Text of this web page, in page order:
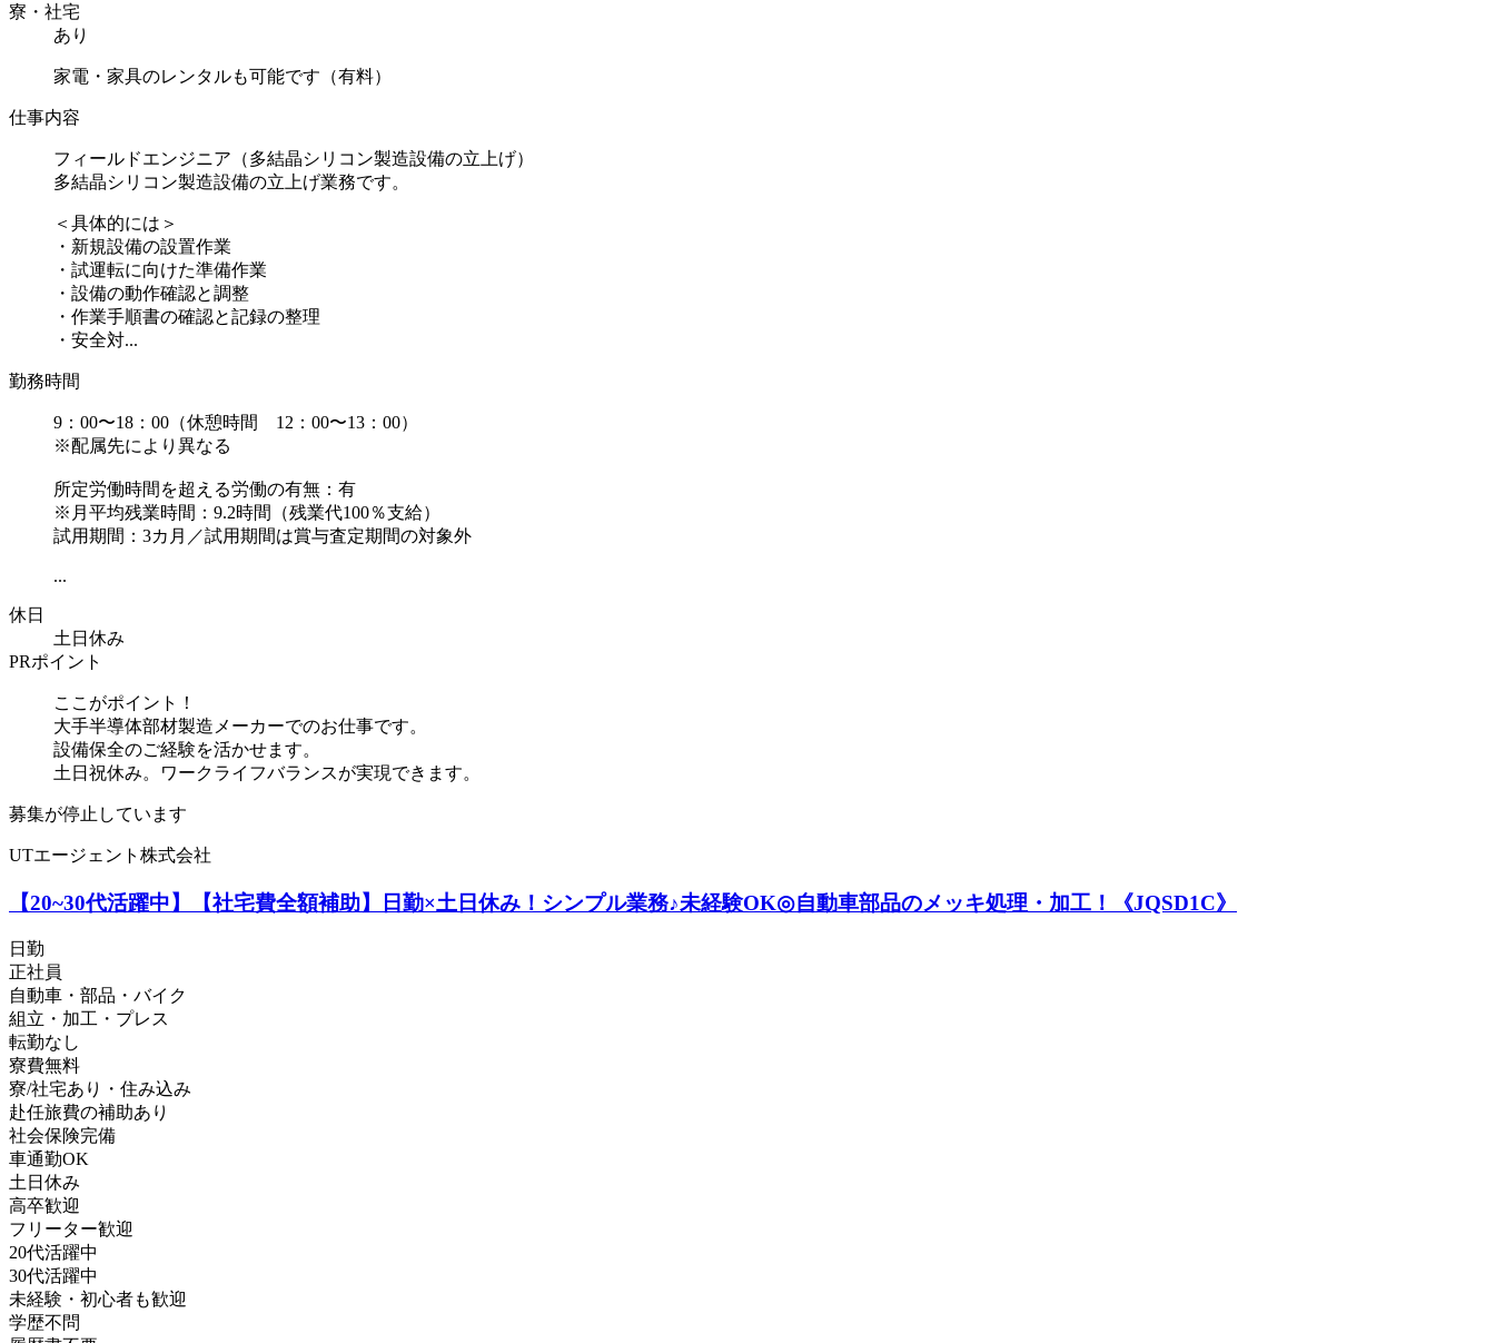
寮・社宅
あり
家電・家具のレンタルも可能です（有料）
仕事内容
フィールドエンジニア（多結晶シリコン製造設備の立上げ）
多結晶シリコン製造設備の立上げ業務です。
＜具体的には＞
・新規設備の設置作業
・試運転に向けた準備作業
・設備の動作確認と調整
・作業手順書の確認と記録の整理
・安全対...
勤務時間
9：00〜18：00（休憩時間 12：00〜13：00）
※配属先により異なる
所定労働時間を超える労働の有無：有
※月平均残業時間：9.2時間（残業代100％支給）
試用期間：3カ月／試用期間は賞与査定期間の対象外
...
休日
土日休み
PRポイント
ここがポイント！
大手半導体部材製造メーカーでのお仕事です。
設備保全のご経験を活かせます。
土日祝休み。ワークライフバランスが実現できます。
募集が停止しています
UTエージェント株式会社
【20~30代活躍中】【社宅費全額補助】日勤×土日休み！シンプル業務♪未経験OK◎自動車部品のメッキ処理・加工！《JQSD1C》
日勤
正社員
自動車・部品・バイク
組立・加工・プレス
転勤なし
寮費無料
寮/社宅あり・住み込み
赴任旅費の補助あり
社会保険完備
車通勤OK
土日休み
高卒歓迎
フリーター歓迎
20代活躍中
30代活躍中
未経験・初心者も歓迎
学歴不問